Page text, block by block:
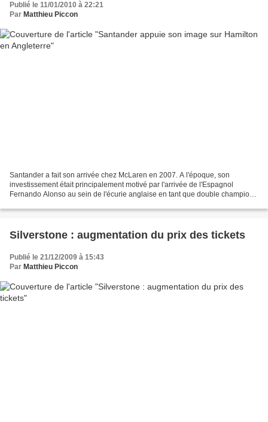
Publié le 11/01/2010 à 22:21
Par Matthieu Piccon
Santander a fait son arrivée chez McLaren en 2007. A l'époque, son
investissement était principalement motivé par l'arrivée de l'Espagnol
Fernando Alonso au sein de l'écurie anglaise en tant que double champion
Silverstone : augmentation du prix des tickets
Publié le 21/12/2009 à 15:43
Par Matthieu Piccon